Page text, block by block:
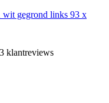
gegrond links 93 x
klantreviews